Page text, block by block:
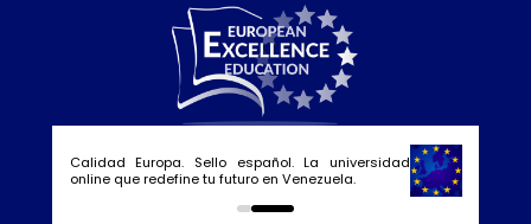
Calidad Europa. Sello español. La universidad
online que redefine tu futuro en Venezuela.
0 1